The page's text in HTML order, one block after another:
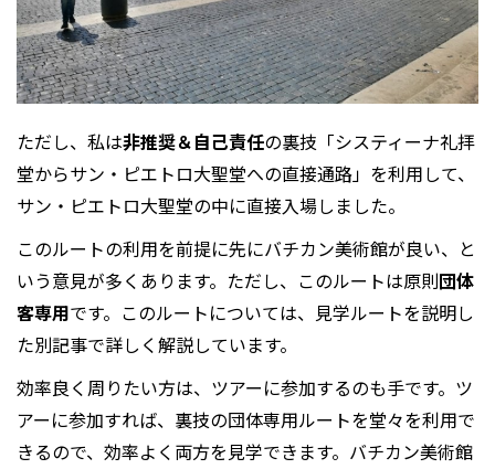
ただし、私は非推奨＆自己責任の裏技「システィーナ礼拝
堂からサン・ピエトロ大聖堂への直接通路」を利用して、
サン・ピエトロ大聖堂の中に直接入場しました。
このルートの利用を前提に先にバチカン美術館が良い、と
いう意見が多くあります。ただし、このルートは原則団体
客専用です。このルートについては、見学ルートを説明し
た別記事で詳しく解説しています。
効率良く周りたい方は、ツアーに参加するのも手です。ツ
アーに参加すれば、裏技の団体専用ルートを堂々を利用で
きるので、効率よく両方を見学できます。バチカン美術館